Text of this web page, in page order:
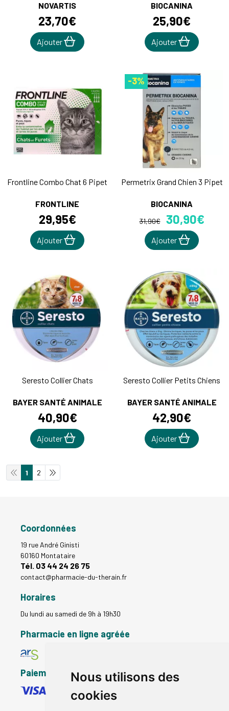
Nous utilisons des
cookies
NOVARTIS
23,70€
Ajouter
BIOCANINA
25,90€
Ajouter
Frontline Combo Chat 6 Pipet
FRONTLINE
29,95€
Ajouter
-3%
Permetrix Grand Chien 3 Pipet
BIOCANINA
31,90€ 30,90€
Ajouter
Seresto Collier Chats
BAYER SANTÉ ANIMALE
40,90€
Ajouter
Seresto Collier Petits Chiens
BAYER SANTÉ ANIMALE
42,90€
Ajouter
1 2
Coordonnées
19 rue André Ginisti
60160 Montataire
Tél. 03 44 24 26 75
contact@pharmacie-du-therain.fr
Horaires
Du lundi au samedi de 9h à 19h30
Pharmacie en ligne agréée
Paiement sécurisé